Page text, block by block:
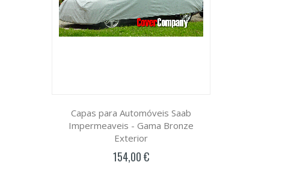
Capas para Automóveis Saab
Impermeaveis - Gama Bronze
Exterior
154,00 €